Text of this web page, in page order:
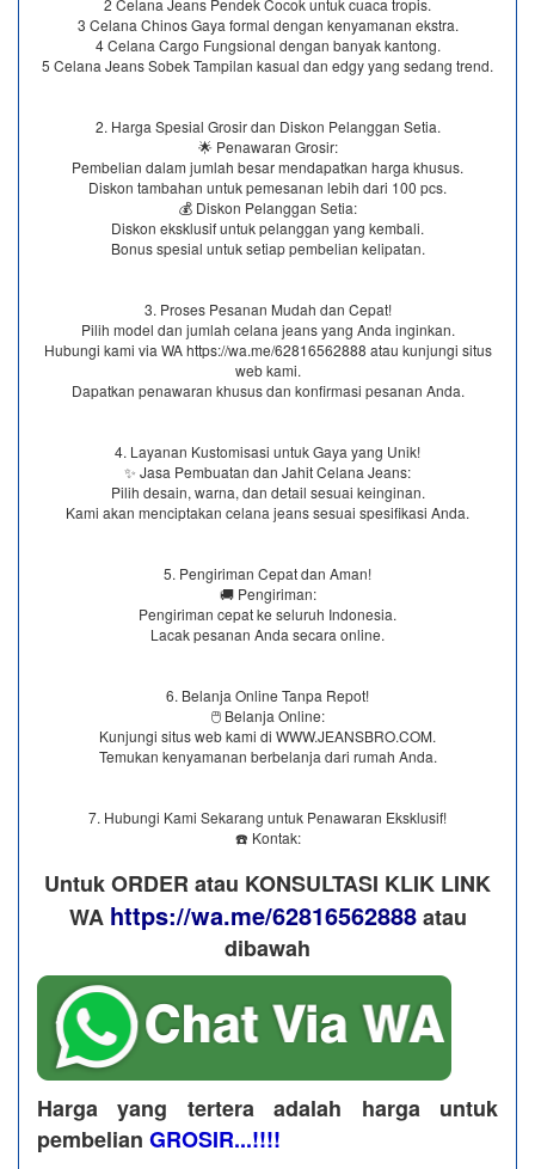
2 Celana Jeans Pendek Cocok untuk cuaca tropis.
3 Celana Chinos Gaya formal dengan kenyamanan ekstra.
4 Celana Cargo Fungsional dengan banyak kantong.
5 Celana Jeans Sobek Tampilan kasual dan edgy yang sedang trend.
2. Harga Spesial Grosir dan Diskon Pelanggan Setia.
🌟 Penawaran Grosir:
Pembelian dalam jumlah besar mendapatkan harga khusus.
Diskon tambahan untuk pemesanan lebih dari 100 pcs.
💰 Diskon Pelanggan Setia:
Diskon eksklusif untuk pelanggan yang kembali.
Bonus spesial untuk setiap pembelian kelipatan.
3. Proses Pesanan Mudah dan Cepat!
Pilih model dan jumlah celana jeans yang Anda inginkan.
Hubungi kami via WA https://wa.me/62816562888​ atau kunjungi situs
web kami.
Dapatkan penawaran khusus dan konfirmasi pesanan Anda.
4. Layanan Kustomisasi untuk Gaya yang Unik!
✨ Jasa Pembuatan dan Jahit Celana Jeans:
Pilih desain, warna, dan detail sesuai keinginan.
Kami akan menciptakan celana jeans sesuai spesifikasi Anda.
5. Pengiriman Cepat dan Aman!
🚚 Pengiriman:
Pengiriman cepat ke seluruh Indonesia.
Lacak pesanan Anda secara online.
6. Belanja Online Tanpa Repot!
🖱️ Belanja Online:
Kunjungi situs web kami di WWW.JEANSBRO.COM.
Temukan kenyamanan berbelanja dari rumah Anda.
7. Hubungi Kami Sekarang untuk Penawaran Eksklusif!
☎️ Kontak:
Untuk ORDER atau KONSULTASI KLIK LINK
WA https://wa.me/62816562888​ atau
dibawah
Harga yang tertera adalah harga untuk
pembelian GROSIR...!!!!